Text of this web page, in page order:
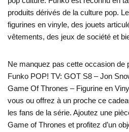
produits dérivés de la culture pop.
figurines en vinyle, des jouets
vêtements, des jeux de société et
Ne manquez pas cette occasion de
Funko POP! TV: GOT S8 – Jon
Game Of Thrones – Figurine en
vous ou offrez à un proche ce
les fans de la série. Ajoutez une
Game of Thrones et profitez d’un